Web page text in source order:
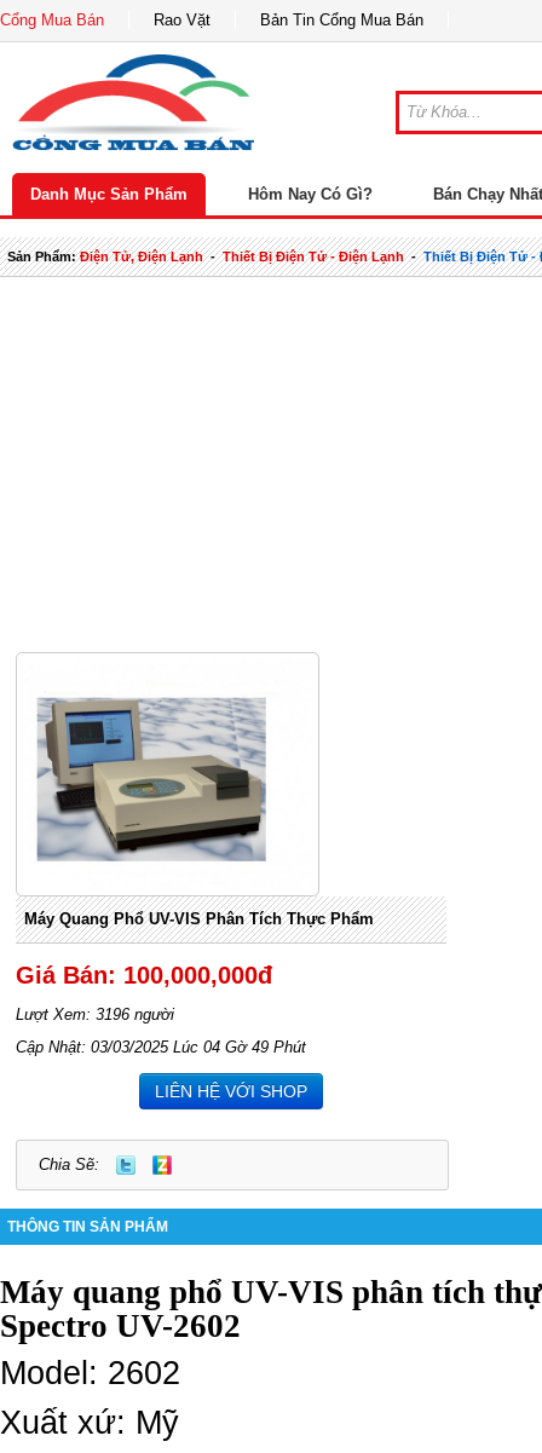
Cổng Mua Bán Rao Vặt Bản Tin Cổng Mua Bán
Danh Mục Sản Phẩm Hôm Nay Có Gì? Bán Chạy Nhất
Sản Phẩm:Điện Tử, Điện Lạnh-Thiết Bị Điện Tử - Điện Lạnh-Thiết Bị Điện Tử -
Máy Quang Phổ UV-VIS Phân Tích Thực Phẩm
Giá Bán: 100,000,000đ
Lượt Xem: 3196 người
Cập Nhật: 03/03/2025 Lúc 04 Gờ 49 Phút
LIÊN HỆ VỚI SHOP
Chia Sẽ:
THÔNG TIN SẢN PHẨM
Máy quang phổ UV-VIS phân tích
Spectro UV-2602
Model: 2602
Xuất xứ: Mỹ